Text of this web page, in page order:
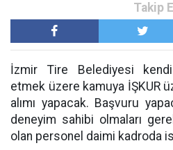
İzmir Tire Belediyesi
etmek üzere kamuya İŞKUR
alımı yapacak. Başvuru
deneyim sahibi olmaları
olan personel daimi kadroda